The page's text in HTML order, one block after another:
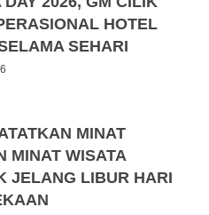
HOTEL
SEHARI
MINAT
MINAT WISATA
JELANG LIBUR HARI